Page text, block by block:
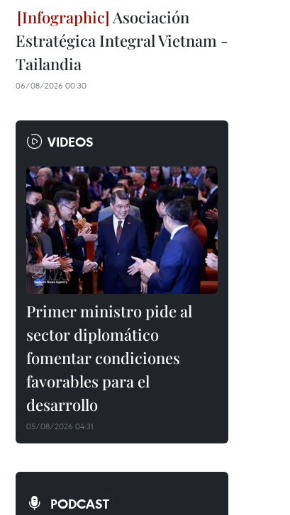
Asociación
Estratégica Integral Vietnam -
Tailandia
06/08/2026 00:30
VIDEOS
Primer ministro pide al
sector diplomático
fomentar condiciones
favorables para el
desarrollo
05/08/2026 04:31
PODCAST